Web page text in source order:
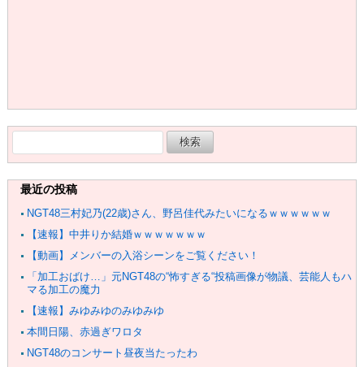
索:
最近の投稿
NGT48三村妃乃(22歳)さん、野呂佳代みたいになるｗｗｗｗｗｗ
【速報】中井りか結婚ｗｗｗｗｗｗｗ
【動画】メンバーの入浴シーンをご覧ください！
「加工おばけ…」元NGT48の“怖すぎる“投稿画像が物議、芸能人もハ
マる加工の魔力
【速報】みゆみゆのみゆみゆ
本間日陽、赤過ぎワロタ
NGT48のコンサート昼夜当たったわ